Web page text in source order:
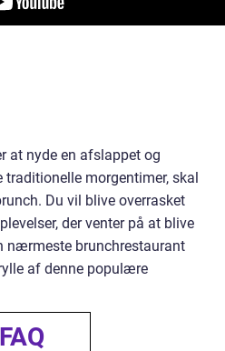
at nyde en afslappet og
morgentimer, skal
Du vil blive overrasket
der venter på at blive
nærmeste brunchrestaurant
af denne populære
FAQ